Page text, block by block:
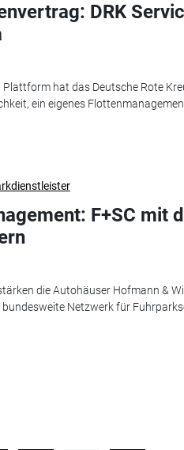
DRK
hat das Deutsche Rote
ein eigenes
F+SC mit
die Autohäuser Hofmann &
Netzwerk für